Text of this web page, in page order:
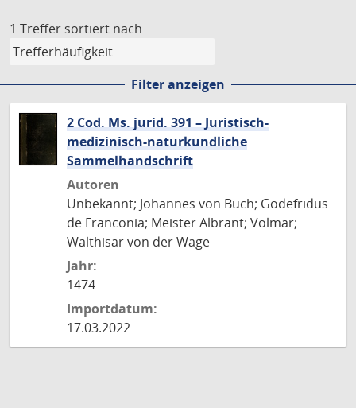
1 Treffer sortiert nach
Filter anzeigen
2 Cod. Ms. jurid. 391 – Juristisch-
medizinisch-naturkundliche
Sammelhandschrift
Autoren
Unbekannt; Johannes von Buch; Godefridus
de Franconia; Meister Albrant; Volmar;
Walthisar von der Wage
Jahr:
1474
Importdatum:
17.03.2022